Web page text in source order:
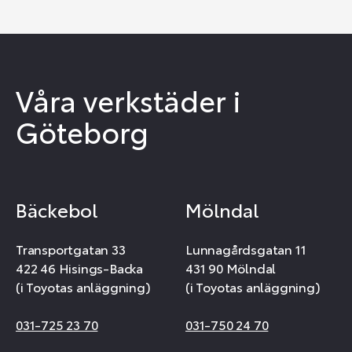
Våra verkstäder i
Göteborg
Bäckebol
Transportgatan 33
422 46 Hisings-Backa
(i Toyotas anläggning)
031-725 23 70
Mölndal
Lunnagårdsgatan 11
431 90 Mölndal
(i Toyotas anläggning)
031-750 24 70